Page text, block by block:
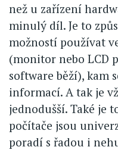
než u zařízení
minulý díl. Je to
možností používat
(monitor nebo LCD
software běží), kam
informací. A tak je
jednodušší. Také je
počítače jsou
poradí s řadou i